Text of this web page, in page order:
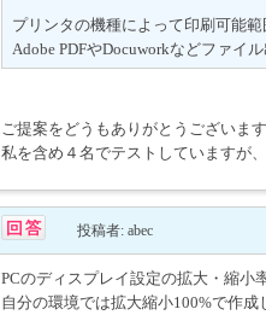
プリンタの機種によって印刷可能
Adobe PDFやDocuworkなどファイ
ご提案をどうもありがとうございます
私を含め４名でテストしていますが
投稿者: abec
PCのディスプレイ設定の拡大・縮小
自分の環境では拡大縮小100%で作